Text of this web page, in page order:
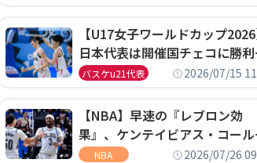
【U17女子ワールドカップ2026
日本代表は開催国チェコに勝
て予選グループ3連勝で首位通
決定
バスケu21代表 2026/07/15
【NBA】早速の『レブロン効
果』、ケンテイビアス・コー
ウェル・ポープがセブンティ
NBA 2026/07/26